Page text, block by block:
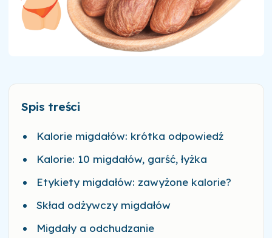
Spis treści
Kalorie migdałów: krótka odpowiedź
Kalorie: 10 migdałów, garść, łyżka
Etykiety migdałów: zawyżone kalorie?
Skład odżywczy migdałów
Migdały a odchudzanie